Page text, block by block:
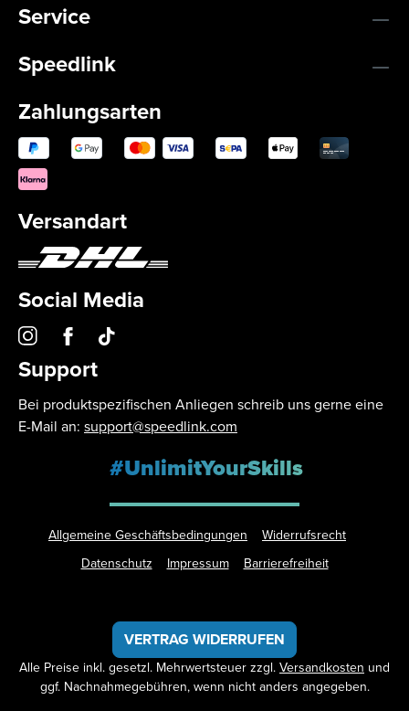
Service
Speedlink
Zahlungsarten
Versandart
Social Media
Support
Bei produktspezifischen Anliegen schreib uns gerne eine
E-Mail an: support@speedlink.com
#UnlimitYourSkills
Allgemeine Geschäftsbedingungen
Widerrufsrecht
Datenschutz
Impressum Barrierefreiheit
VERTRAG WIDERRUFEN
Alle Preise inkl. gesetzl. Mehrwertsteuer zzgl. Versandkosten und
ggf. Nachnahmegebühren, wenn nicht anders angegeben.